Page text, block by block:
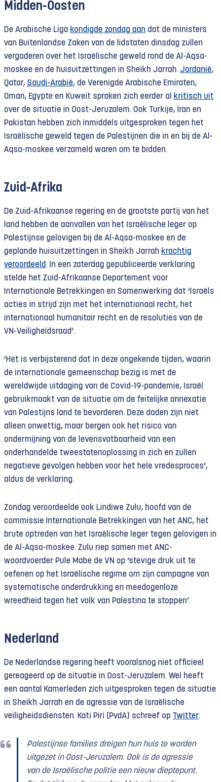
Midden-Oosten
De Arabische Liga kondigde zondag aan dat de ministers
van Buitenlandse Zaken van de lidstaten dinsdag zullen
vergaderen over het Israëlische geweld rond de Al-Aqsa-
moskee en de huisuitzettingen in Sheikh Jarrah. Jordanië,
Qatar, Saudi-Arabië, de Verenigde Arabische Emiraten,
Oman, Egypte en Kuweit spraken zich eerder al
kritisch uit
over de situatie in Oost-Jeruzalem. Ook Turkije, Iran en
Pakistan hebben zich inmiddels uitgesproken tegen het
Israëlische geweld tegen de Palestijnen die in en bij de Al-
Aqsa-moskee verzameld waren om te bidden.
Zuid-Afrika
De Zuid-Afrikaanse regering en de grootste partij van het
land hebben de aanvallen van het Israëlische leger op
Palestijnse gelovigen bij de Al-Aqsa-moskee en de
geplande huisuitzettingen in Sheikh Jarrah krachtig
veroordeeld. In een zaterdag gepubliceerde verklaring
stelde het Zuid-Afrikaanse Departement voor
Internationale Betrekkingen en Samenwerking dat ‘Israëls
acties in strijd zijn met het internationaal recht, het
internationaal humanitair recht en de resoluties van de
VN-Veiligheidsraad’.
‘Het is verbijsterend dat in deze ongekende tijden, waarin
de internationale gemeenschap bezig is met de
wereldwijde uitdaging van de Covid-19-pandemie, Israël
gebruikmaakt van de situatie om de feitelijke annexatie
van Palestijns land te bevorderen. Deze daden zijn niet
alleen onwettig, maar bergen ook het risico van
ondermijning van de levensvatbaarheid van een
onderhandelde tweestatenoplossing in zich en zullen
negatieve gevolgen hebben voor het hele vredesproces’,
aldus de verklaring.
Zondag veroordeelde ook Lindiwe Zulu, hoofd van de
commissie Internationale Betrekkingen van het ANC, het
brute optreden van het Israëlische leger tegen gelovigen in
de Al-Aqsa-moskee. Zulu riep samen met ANC-
woordvoerder Pule Mabe de VN op ‘stevige druk uit te
oefenen op het Israëlische regime om zijn campagne van
systematische onderdrukking en meedogenloze
wreedheid tegen het volk van Palestina te stoppen’.
Nederland
De Nederlandse regering heeft vooralsnog niet officieel
gereageerd op de situatie in Oost-Jeruzalem. Wel heeft
een aantal Kamerleden zich uitgesproken tegen de situatie
in Sheikh Jarrah en de agressie van de Israëlische
veiligheidsdiensten. Kati Piri (PvdA) schreef op Twitter:
Palestijnse families dreigen hun huis te worden
uitgezet in Oost-Jeruzalem. Ook is de agressie
van de Israëlische politie een nieuw dieptepunt.